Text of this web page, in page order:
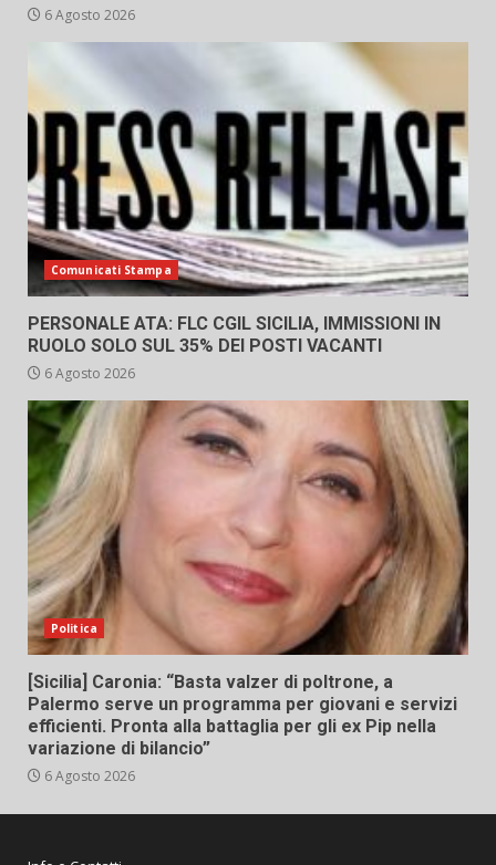
6 Agosto 2026
Comunicati Stampa
PERSONALE ATA: FLC CGIL SICILIA, IMMISSIONI IN
RUOLO SOLO SUL 35% DEI POSTI VACANTI
6 Agosto 2026
Politica
[Sicilia] Caronia: “Basta valzer di poltrone, a
Palermo serve un programma per giovani e servizi
efficienti. Pronta alla battaglia per gli ex Pip nella
variazione di bilancio”
6 Agosto 2026